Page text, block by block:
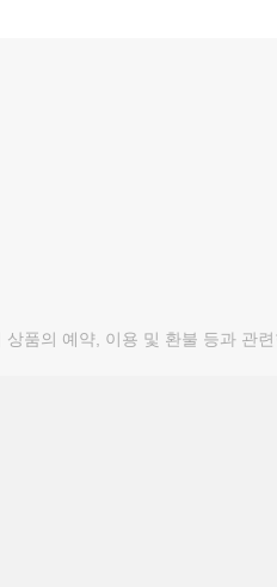
품의 예약, 이용 및 환불 등과 관